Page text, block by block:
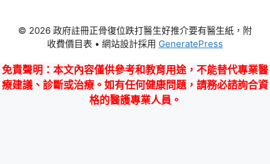
© 2026 政府註冊正骨復位跌打醫生好推介要有醫生紙，附
收費價目表 • 網站設計採用 GeneratePress
免責聲明 ：本文內容僅供參考和教育用途，不能替代專業醫
療建議、診斷或治療。如有任何健康問題，請務必諮詢合資
格的醫護專業人員。